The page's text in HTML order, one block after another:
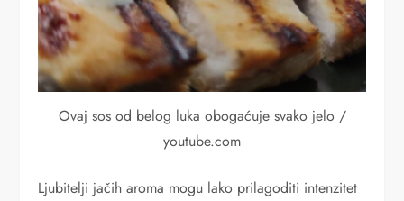
Ovaj sos od belog luka obogaćuje svako jelo /
youtube.com
Ljubitelji jačih aroma mogu lako prilagoditi intenzitet